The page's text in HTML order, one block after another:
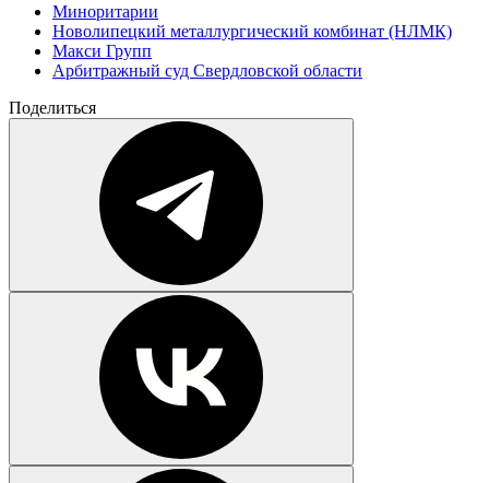
Миноритарии
Новолипецкий металлургический комбинат (НЛМК)
Макси Групп
Арбитражный суд Свердловской области
Поделиться